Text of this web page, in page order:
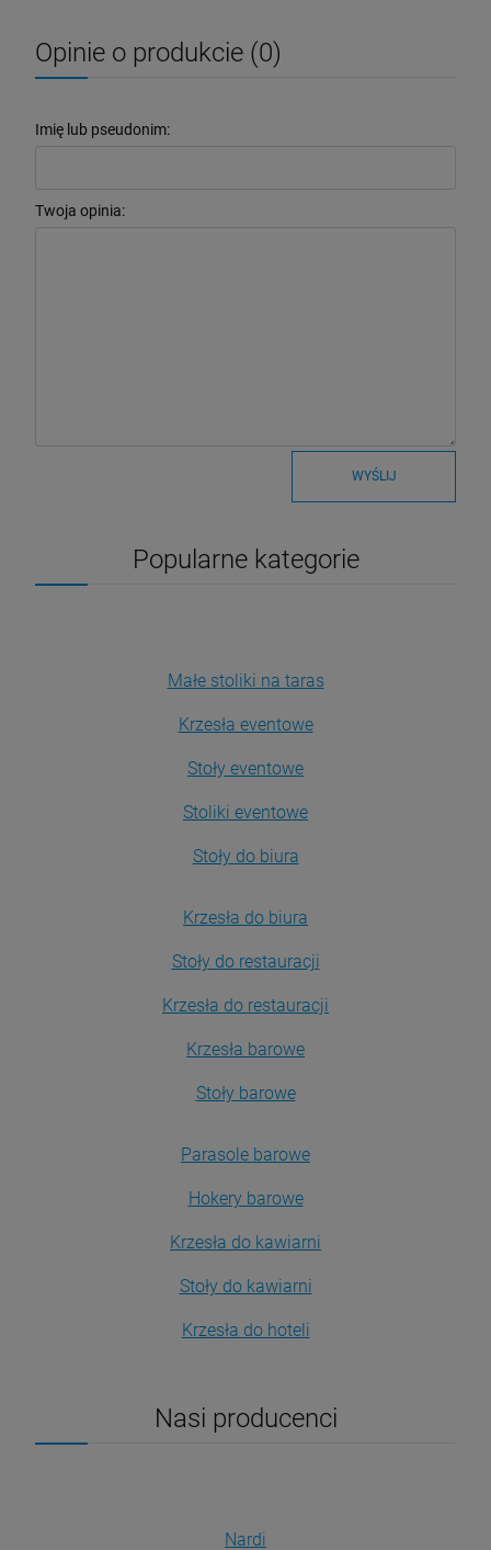
Opinie o produkcie (0)
Imię lub pseudonim:
Twoja opinia:
WYŚLIJ
Popularne kategorie
Małe stoliki na taras
Krzesła eventowe
Stoły eventowe
Stoliki eventowe
Stoły do biura
Krzesła do biura
Stoły do restauracji
Krzesła do restauracji
Krzesła barowe
Stoły barowe
Parasole barowe
Hokery barowe
Krzesła do kawiarni
Stoły do kawiarni
Krzesła do hoteli
Nasi producenci
Nardi